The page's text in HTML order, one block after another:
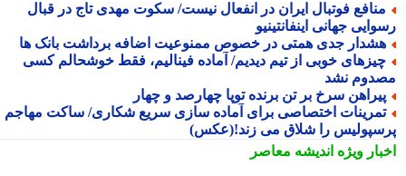
فوتبال ایران در انفعال نیست/ سکوت مهدی تاج در قبال
جهانی اینفانتینیو
جدی همتی در خصوص ممنوعیت اضافه برداشت بانک ها
خوبی از تیم دیدیم/ آماده فینالیم، فقط خوشحالم کسی
نشد
سرخ بر تن برنده توپا چهارصد و چهار
اختصاصی برای آماده سازی سریع شکاری/ ساکت مهاجم
را شلاق می زند!(عکس)
ویژهاندیشه معاصر